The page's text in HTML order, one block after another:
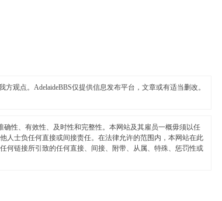
观点。AdelaideBBS仅提供信息发布平台，文章或有适当删改。
性、有效性、及时性和完整性。本网站及其雇员一概毋须以任
人士负任何直接或间接责任。在法律允许的范围内，本网站在此
何链接所引致的任何直接、间接、附带、从属、特殊、惩罚性或